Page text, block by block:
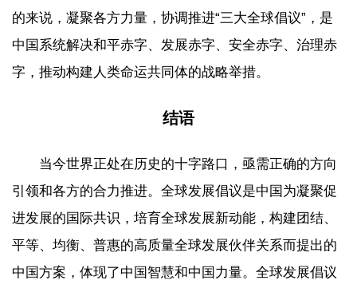
的来说，凝聚各方力量，协调推进“三大全球倡议”，是
中国系统解决和平赤字、发展赤字、安全赤字、治理赤
字，推动构建人类命运共同体的战略举措。
结语
当今世界正处在历史的十字路口，亟需正确的方向
引领和各方的合力推进。全球发展倡议是中国为凝聚促
进发展的国际共识，培育全球发展新动能，构建团结、
平等、均衡、普惠的高质量全球发展伙伴关系而提出的
中国方案，体现了中国智慧和中国力量。全球发展倡议